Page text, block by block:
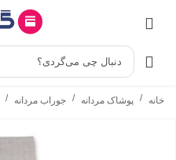
دنبال چی می‌گردی؟
خانه / پوشاک مردانه / جوراب مردانه /